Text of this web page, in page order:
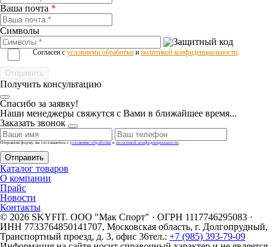
Ваша почта *
Символы
Согласен с условиями обработкии политикой конфиденциальности.
Получить консультацию
Спасибо за заявку!
Наши менеджеры свяжутся с Вами в ближайшее время...
Заказать звонок
Отправляя форму, вы соглашаетесь с условиями обработки и политикой конфиденциальности.
Отправить
Каталог товаров
О компании
Прайс
Новости
Контакты
© 2026 SKYFIT. ООО "Мак Спорт" · ОГРН 1117746295083 ·
ИНН 7733764850141707, Московская область, г. Долгопрудный,
Транспортный проезд, д. 3, офис 36тел.: +7 (985) 393-79-09